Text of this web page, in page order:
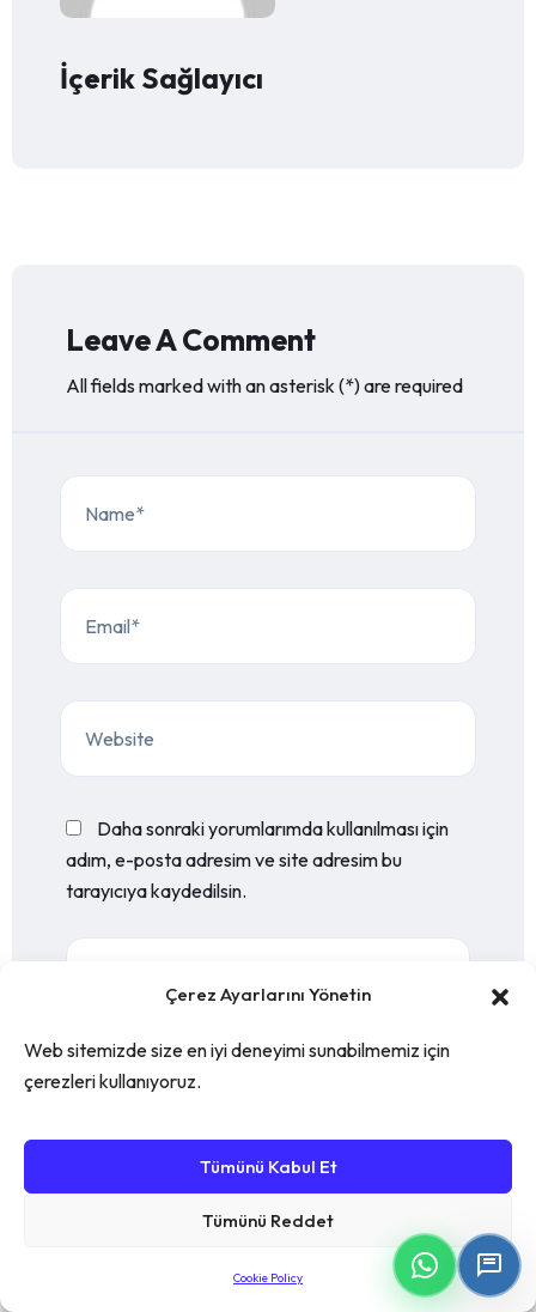
Çerez Ayarlarını Yönetin
Web sitemizde size en iyi deneyimi sunabilmemiz için
çerezleri kullanıyoruz.
Tümünü Kabul Et
Tümünü Reddet
Cookie Policy
İçerik Sağlayıcı
Leave A Comment
All fields marked with an asterisk (*) are required
Daha sonraki yorumlarımda kullanılması için
adım, e-posta adresim ve site adresim bu
tarayıcıya kaydedilsin.